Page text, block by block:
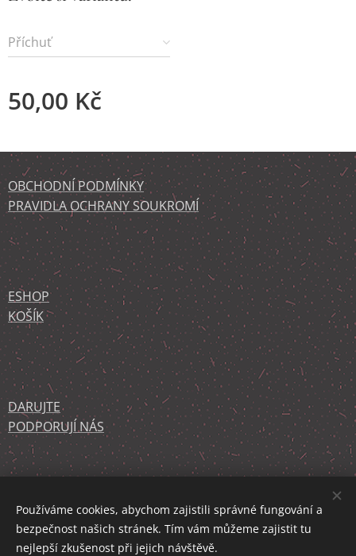
Příchuť
50,00 Kč
OBCHODNÍ PODMÍNKY
PRAVIDLA OCHRANY SOUKROMÍ
ESHOP
KOŠÍK
DARUJTE
PODPORUJÍ NÁS
O NÁS
Používáme cookies, abychom zajistili správné fungování a
bezpečnost našich stránek. Tím vám můžeme zajistit tu
nejlepší zkušenost při jejich návštěvě.